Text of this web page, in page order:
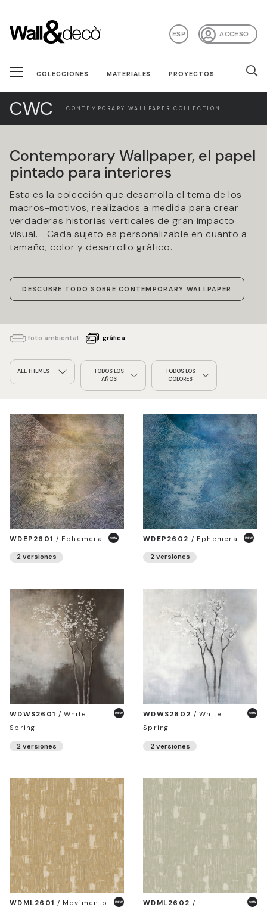
ACCESO
ESP
COLECCIONES MATERIALES PROYECTOS
CWC CONTEMPORARY WALLPAPER COLLECTION
Contemporary Wallpaper, el papel
pintado para interiores
Esta es la colección que desarrolla el tema de los
macros-motivos, realizados a medida para crear
verdaderas historias verticales de gran impacto
visual. Cada sujeto es personalizable en cuanto a
tamaño, color y desarrollo gráfico.
DESCUBRE TODO SOBRE CONTEMPORARY WALLPAPER
ALL THEMES
TODOS LOS
AÑOS
TODOS LOS
COLORES
foto ambiental gráfica
WDEP2601 / Ephemera
2 versiones
WDEP2602 / Ephemera
2 versiones
WDWS2601 / White
Spring
2 versiones
WDWS2602 / White
Spring
2 versiones
WDML2601 / Movimento
WDML2602 /